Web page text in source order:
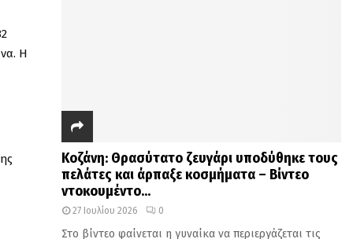
Η
Κοζάνη: Θρασύτατο ζευγάρι υποδύθηκε τους
πελάτες και άρπαξε κοσμήματα – Βίντεο
ντοκουμέντο...
27 Ιουλίου 2026 0
Στο βίντεο φαίνεται η γυναίκα να περιεργάζεται τις